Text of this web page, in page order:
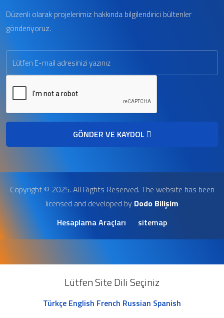
Düzenli olarak projelerimiz hakkında bilgilendirici bültenler
gönderiyoruz.
GÖNDER VE KAYDOL
Copyright © 2025. All Rights Reserved. The website has been
licensed and developed by Dodo Bilişim
Hesaplama Araçları
sitemap
Lütfen Site Dili Seçiniz
Türkçe English French Russian Spanish